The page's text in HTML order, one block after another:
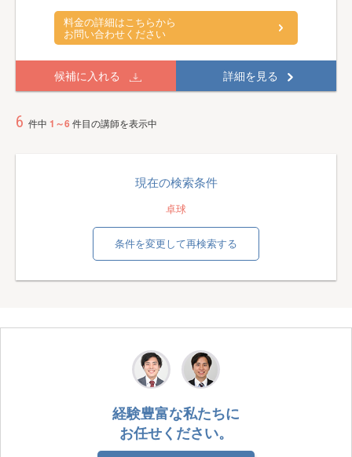
料金の詳細はこちらから
お問い合わせください
候補に入れる 詳細を見る
6 件中 1～6 件目の講師を表示中
現在の検索条件
卓球
条件を変更して再検索する
経験豊富な私たちに
お任せください。